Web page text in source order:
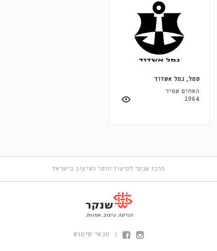
סמל, נמל אשדוד
האחים שמיר
1964
מרכז שנקר לתיעוד וחקר העיצוב בישראל
תנאי שימוש